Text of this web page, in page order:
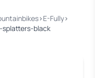
›E-Fully›
splatters-black